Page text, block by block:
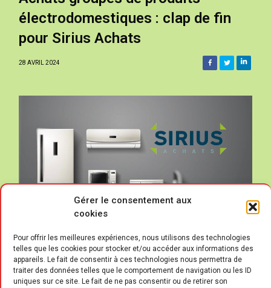
Gérer le consentement aux
cookies
Pour offrir les meilleures expériences, nous utilisons des technologies
telles que les cookies pour stocker et/ou accéder aux informations des
appareils. Le fait de consentir à ces technologies nous permettra de
traiter des données telles que le comportement de navigation ou les ID
uniques sur ce site. Le fait de ne pas consentir ou de retirer son
électrodomestiques : clap de fin
pour Sirius Achats
28 AVRIL 2024